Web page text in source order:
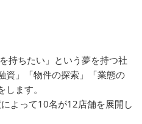
持ちたい」という夢を持つ社
資」「物件の探索」「業態の
ます。
よって10名が12店舗を展開し